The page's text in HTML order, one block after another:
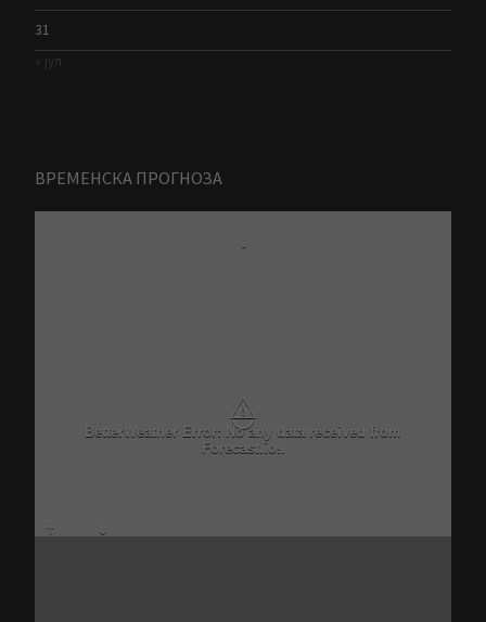
31
« јул
ВРЕМЕНСКА ПРОГНОЗА
-
⚠
BetterWeather Error: No any data received from
Forecast.io!.